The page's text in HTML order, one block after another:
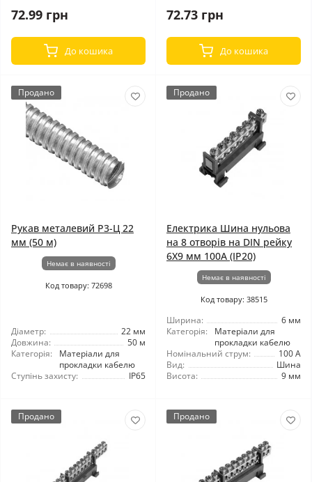
72.99 грн
До кошика
72.73 грн
До кошика
Продано
Рукав металевий Р3-Ц 22
мм (50 м)
Немає в наявності
Код товару: 72698
Діаметр:
22 мм
Довжина:
50 м
Категорія:
Матеріали для
прокладки кабелю
Ступінь захисту:
IP65
Продано
Електрика Шина нульова
на 8 отворів на DIN рейку
6X9 мм 100A (IP20)
Немає в наявності
Код товару: 38515
Ширина:
6 мм
Категорія:
Матеріали для
прокладки кабелю
Номінальний струм:
100 А
Вид:
Шина
Висота:
9 мм
Продано Продано